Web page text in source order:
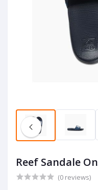
Reef Sandale
(0 reviews)